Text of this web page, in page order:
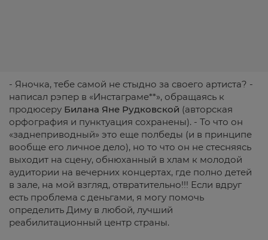
- Яночка, тебе самой не стыдно за своего артиста? -
написал рэпер в «Инстаграме**», обращаясь к
продюсеру Билана Яне Рудковской (авторская
орфография и пунктуация сохранены). - То что он
«заднеприводный» это еще полбеды (и в принципе
вообще его личное дело), но то что он не стесняясь
выходит на сцену, обнюханный в хлам к молодой
аудитории на вечерних концертах, где полно детей
в зале, на мой взгляд, отвратительно!!! Если вдруг
есть проблема с деньгами, я могу помочь
определить Диму в любой, лучший
реабилитационный центр страны.